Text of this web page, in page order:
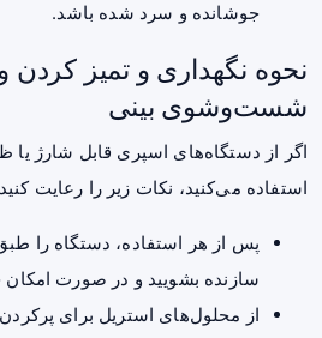
جوشانده و سرد شده باشد.
نحوه نگهداری و تمیز کردن
شست‌وشوی بینی
استفاده می‌کنید، نکات زیر را رعایت
پس از هر استفاده، دستگاه را
سازنده بشویید و در صورت
از محلول‌های استریل برای